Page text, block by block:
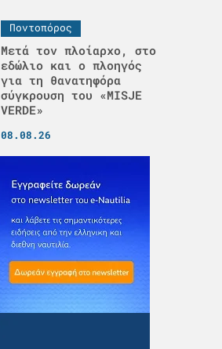
Ποντοπόρος
Μετά τον πλοίαρχο, στο
εδώλιο και ο πλοηγός
για τη θανατηφόρα
σύγκρουση του «MISJE
VERDE»
08.08.26